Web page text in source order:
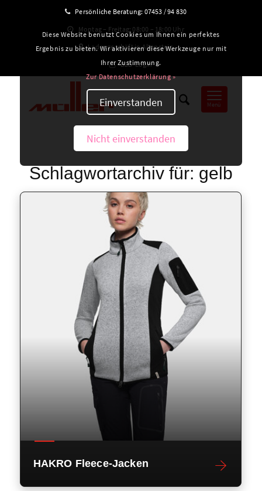
Persönliche Beratung: 07453 / 94 830
Montag – Freitag: 08:00 – 18:00 Uhr
Ladengeschäft in Altensteig
B2B-Login
Menü
Schlagwortarchiv für: gelb
HAKRO Fleece-Jacken
Diese Website benutzt Cookies um Ihnen ein perfektes
Ergebnis zu bieten. Wir aktivieren diese Werkzeuge nur mit
Ihrer Zustimmung.
Zur Datenschutzerklärung »
Einverstanden
Nicht einverstanden